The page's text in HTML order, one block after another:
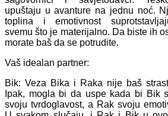
upuštaju u avanture na jednu noć.
toplina i emotivnost
svemu što je materijalno. Da biste ih
morate baš da se potrudite.
Vaš idealan partner:
Bik: Veza Bika i Raka nije baš
Ipak, mogla bi da uspe kada bi Bik
svoju tvrdoglavost, a Rak svoju